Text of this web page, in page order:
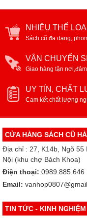
NHIỀU THỂ
Sách cũ đa dạng,
VẬN CHUYỂN
Giao hàng tận
UY TÍN, CHẤT
Cam kết chất lượng
CỬA HÀNG SÁCH CŨ
Địa chỉ : 27, K14b, Ngõ 55
Nội (khu chợ Bách Khoa)
Điện thoại: 0989.885.646
Email:
TIN TỨC - KINH NGHIỆM